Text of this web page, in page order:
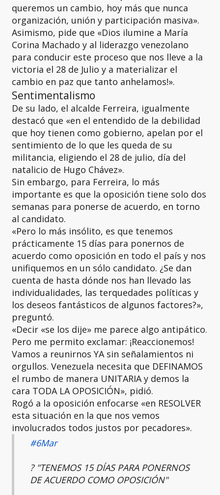
queremos un cambio, hoy más que nunca
organización, unión y participación masiva».
Asimismo, pide que «Dios ilumine a María
Corina Machado y al liderazgo venezolano
para conducir este proceso que nos lleve a la
victoria el 28 de Julio y a materializar el
cambio en paz que tanto anhelamos!».
Sentimentalismo
De su lado, el alcalde Ferreira, igualmente
destacó que «en el entendido de la debilidad
que hoy tienen como gobierno, apelan por el
sentimiento de lo que les queda de su
militancia, eligiendo el 28 de julio, día del
natalicio de Hugo Chávez».
Sin embargo, para Ferreira, lo más
importante es que la oposición tiene solo dos
semanas para ponerse de acuerdo, en torno
al candidato.
«Pero lo más insólito, es que tenemos
prácticamente 15 días para ponernos de
acuerdo como oposición en todo el país y nos
unifiquemos en un sólo candidato. ¿Se dan
cuenta de hasta dónde nos han llevado las
individualidades, las terquedades políticas y
los deseos fantásticos de algunos factores?»,
preguntó.
«Decir «se los dije» me parece algo antipático.
Pero me permito exclamar: ¡Reaccionemos!
Vamos a reunirnos YA sin señalamientos ni
orgullos. Venezuela necesita que DEFINAMOS
el rumbo de manera UNITARIA y demos la
cara TODA LA OPOSICIÓN», pidió.
Rogó a la oposición enfocarse «en RESOLVER
esta situación en la que nos vemos
involucrados todos justos por pecadores».
#6Mar
?️ "TENEMOS 15 DÍAS PARA PONERNOS
DE ACUERDO COMO OPOSICIÓN"